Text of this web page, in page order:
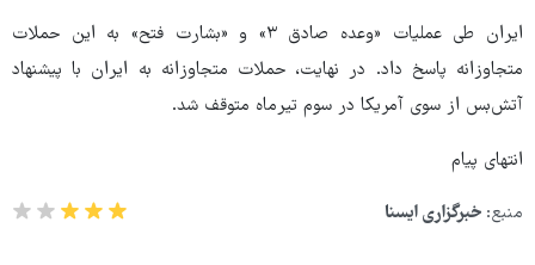
ایران طی عملیات «وعده صادق ۳» و «بشارت فتح» به این حملات
متجاوزانه پاسخ داد. در نهایت، حملات متجاوزانه به ایران با پیشنهاد
آتش‌بس از سوی آمریکا در سوم تیرماه متوقف شد.
انتهای پیام
منبع: خبرگزاری ایسنا